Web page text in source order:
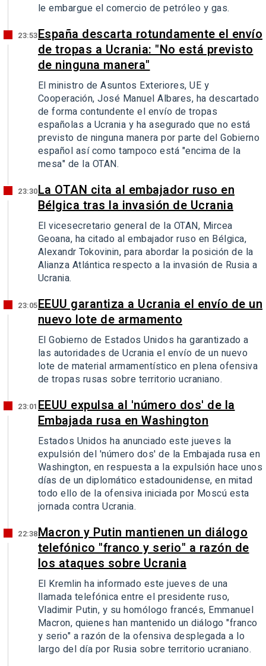
le embargue el comercio de petróleo y gas.
23:53España descarta rotundamente el envío
de tropas a Ucrania: "No está previsto
de ninguna manera"
El ministro de Asuntos Exteriores, UE y
Cooperación, José Manuel Albares, ha descartado
de forma contundente el envío de tropas
españolas a Ucrania y ha asegurado que no está
previsto de ninguna manera por parte del Gobierno
español así como tampoco está "encima de la
mesa" de la OTAN.
23:30La OTAN cita al embajador ruso en
Bélgica tras la invasión de Ucrania
El vicesecretario general de la OTAN, Mircea
Geoana, ha citado al embajador ruso en Bélgica,
Alexandr Tokovinin, para abordar la posición de la
Alianza Atlántica respecto a la invasión de Rusia a
Ucrania.
23:05EEUU garantiza a Ucrania el envío de un
nuevo lote de armamento
El Gobierno de Estados Unidos ha garantizado a
las autoridades de Ucrania el envío de un nuevo
lote de material armamentístico en plena ofensiva
de tropas rusas sobre territorio ucraniano.
23:01EEUU expulsa al 'número dos' de la
Embajada rusa en Washington
Estados Unidos ha anunciado este jueves la
expulsión del 'número dos' de la Embajada rusa en
Washington, en respuesta a la expulsión hace unos
días de un diplomático estadounidense, en mitad
todo ello de la ofensiva iniciada por Moscú esta
jornada contra Ucrania.
22:38Macron y Putin mantienen un diálogo
telefónico "franco y serio" a razón de
los ataques sobre Ucrania
El Kremlin ha informado este jueves de una
llamada telefónica entre el presidente ruso,
Vladimir Putin, y su homólogo francés, Emmanuel
Macron, quienes han mantenido un diálogo "franco
y serio" a razón de la ofensiva desplegada a lo
largo del día por Rusia sobre territorio ucraniano.